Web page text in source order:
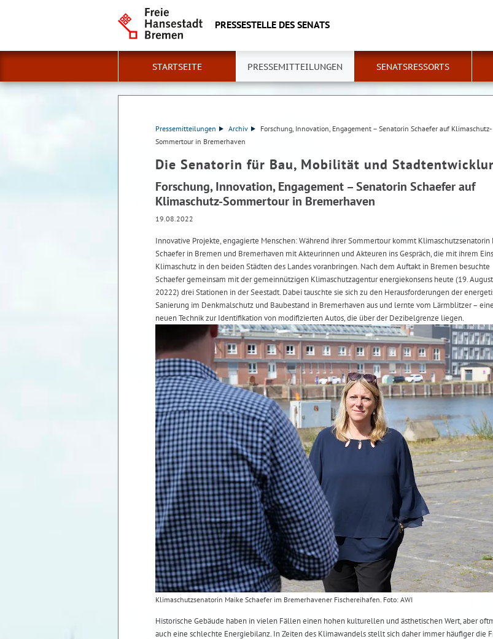
PRESSESTELLE DES SENATS
STARTSEITE PRESSEMITTEILUNGEN SENATSRESSORTS
Pressemitteilungen Archiv
Forschung, Innovation, Engagement – Senatorin Schaefer auf Klimaschutz-
Sommertour in Bremerhaven
Die Senatorin für Bau, Mobilität und
Forschung, Innovation, Engagement – Senatorin Schaefer auf
Klimaschutz-Sommertour in Bremerhaven
19.08.2022
Innovative Projekte, engagierte Menschen: Während ihrer Sommertour kommt Klimaschutzsenatorin
Schaefer in Bremen und Bremerhaven mit Akteurinnen und Akteuren ins Gespräch, die mit ihrem
Klimaschutz in den beiden Städten des Landes voranbringen. Nach dem Auftakt in Bremen besuchte
Schaefer gemeinsam mit der gemeinnützigen Klimaschutzagentur energiekonsens heute (19. August
20222) drei Stationen in der Seestadt. Dabei tauschte sie sich zu den Herausforderungen der
Sanierung im Denkmalschutz und Baubestand in Bremerhaven aus und lernte vom Lärmblitzer –
neuen Technik zur Identifikation von modifizierten Autos, die über der Dezibelgrenze liegen.
Klimaschutzsenatorin Maike Schaefer im Bremerhavener Fischereihafen. Foto: AWI
Historische Gebäude haben in vielen Fällen einen hohen kulturellen und ästhetischen Wert, aber
auch eine schlechte Energiebilanz. In Zeiten des Klimawandels stellt sich daher immer häufiger die